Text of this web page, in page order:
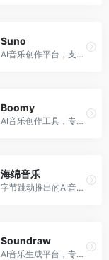
Suno
AI音乐创作平台，支持通过文字描述生成完整歌曲，包含歌词、旋律和人声。面向音乐爱好者、内容创作者和独立音乐人，操作门槛低，创作速度快，支持多种音乐风格，为音乐创作带来全新可能。
Boomy
AI音乐创作工具，专注于快速音乐生成与发布。面向音乐爱好者和业余创作者，支持一键生成原创音乐，可直接发布到音乐平台，创作门槛低。
海绵音乐
字节跳动推出的AI音乐创作平台，支持多风格音乐生成。面向内容创作者和音乐爱好者，提供歌词创作、旋律生成、编曲制作等服务，创作效率高，适合短视频配乐。
Soundraw
AI音乐生成平台，专注于免版税音乐创作。面向视频创作者和内容制作者，提供背景音乐生成、音乐定制等服务，音乐版权清晰，适合视频配乐场景。